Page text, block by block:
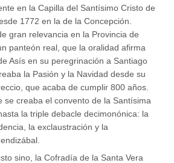
en la Capilla del Santísimo Cristo de
1772 en la de la Concepción.
gran relevancia en la Provincia de
panteón real, que la oralidad afirma
Asís en su peregrinación a Santiago
la Pasión y la Navidad desde su
que acaba de cumplir 800 años.
se creaba el convento de la Santísima
la triple debacle decimonónica: la
la exclaustración y la
sino, la Cofradía de la Santa Vera